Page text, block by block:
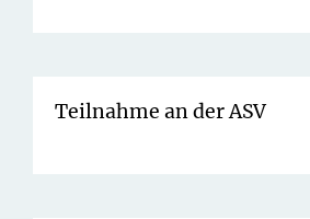
Teilnahme an der ASV